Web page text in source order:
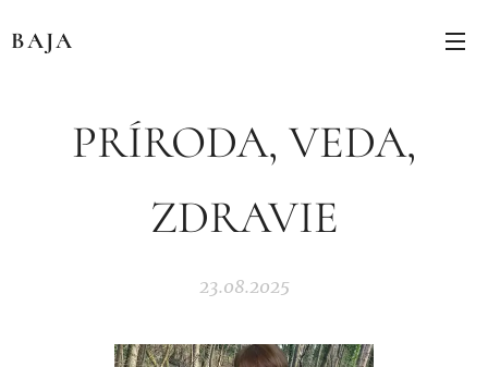
BAJA
PRÍRODA, VEDA,
ZDRAVIE
23.08.2025